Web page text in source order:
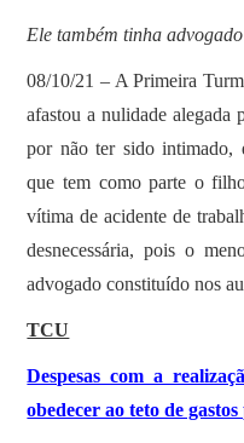
Ele também tinha
08/10/21 – A Primeira
afastou a nulidade
por não ter sido intimado,
que tem como parte o
vítima de acidente de
desnecessária, pois o
advogado constituído nos
TCU
Despesas com a
obedecer ao teto de